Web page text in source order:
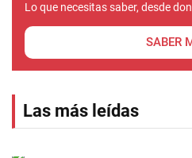
Lo que necesitas saber, desde
SABER
Las más leídas